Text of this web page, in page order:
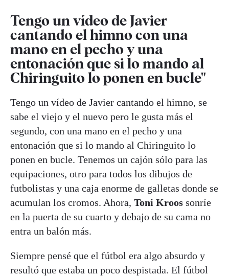
Tengo un vídeo de Javier
cantando el himno con una
mano en el pecho y una
entonación que si lo mando al
Chiringuito lo ponen en bucle"
Tengo un vídeo de Javier cantando el himno, se
sabe el viejo y el nuevo pero le gusta más el
segundo, con una mano en el pecho y una
entonación que si lo mando al Chiringuito lo
ponen en bucle. Tenemos un cajón sólo para las
equipaciones, otro para todos los dibujos de
futbolistas y una caja enorme de galletas donde se
acumulan los cromos. Ahora, Toni Kroos sonríe
en la puerta de su cuarto y debajo de su cama no
entra un balón más.
Siempre pensé que el fútbol era algo absurdo y
resultó que estaba un poco despistada. El fútbol